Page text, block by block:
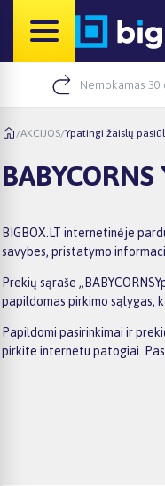
Nemokamas 30
/AKCIJOS/Ypatingi žaislų
BIGBOX.LT internetinėje
savybes, pristatymo
Prekių sąraše
papildomas pirkimo sąlygas,
Papildomi pasirinkimai ir
pirkite internetu patogiai.